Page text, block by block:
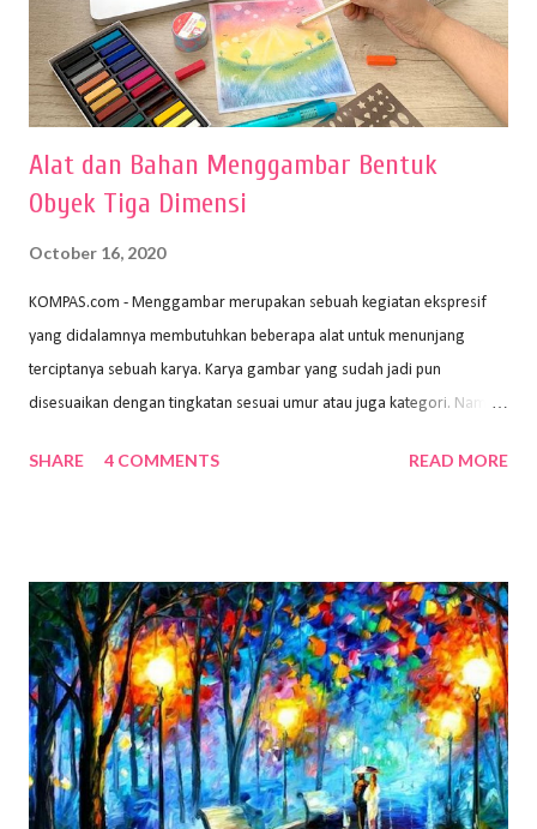
Alat dan Bahan Menggambar Bentuk
Obyek Tiga Dimensi
October 16, 2020
KOMPAS.com - Menggambar merupakan sebuah kegiatan ekspresif
yang didalamnya membutuhkan beberapa alat untuk menunjang
terciptanya sebuah karya. Karya gambar yang sudah jadi pun
disesuaikan dengan tingkatan sesuai umur atau juga kategori. Namun,
sehingga hasilnya bisa dilihat. Peran alat dan bahan sangat
memiliki spesifikasi berbeda sesuai jenisnya. Berikut peralatan
menggambar bentuk: 1. Kertas Gambar Kegiatan menggambar
membutuhkan kertas yang baik agar proses pembuatan gambar lebih
nyaman dan maksimal. Bahan kertas yang baik salah satu syaratnya
adalah tidak mudah sobek, mengingat menggambar merupakan
proses menggores dan menghapus. Kertas adalah bahan yang paling
ideal digunakan untuk menggambar. Dalam menggambar
SHARE 4 COMMENTS READ MORE